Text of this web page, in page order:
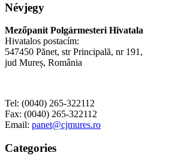
Névjegy
Mezőpanit Polgármesteri Hivatala
Hivatalos postacím:
547450 Pănet, str Principală, nr 191,
jud Mureș, România
Tel: (0040) 265-322112
Fax: (0040) 265-322112
Email: panet@cjmures.ro
Categories